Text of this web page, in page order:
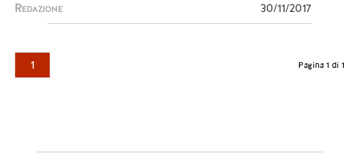
Redazione 30/11/2017
1 Pagina 1 di 1